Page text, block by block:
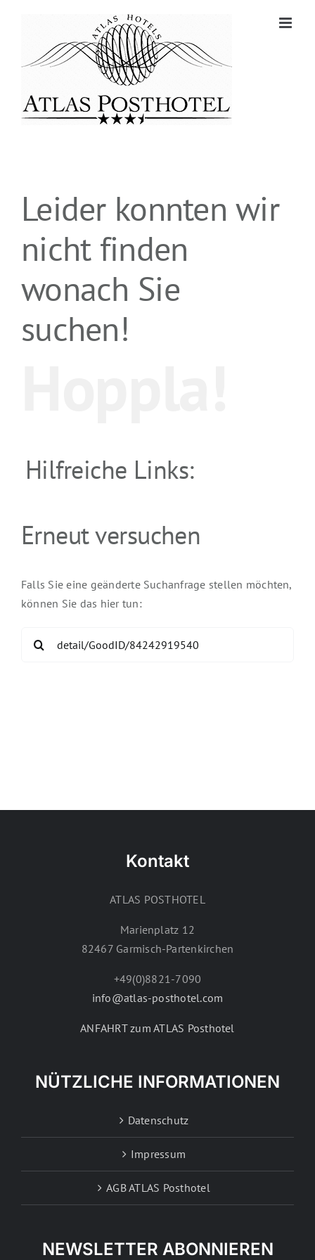
Leider konnten wir
nicht finden
wonach Sie
suchen!
Hilfreiche Links:
Erneut versuchen
Falls Sie eine geänderte Suchanfrage stellen möchten,
können Sie das hier tun:
Kontakt
ATLAS POSTHOTEL
Marienplatz 12
82467 Garmisch-Partenkirchen
+49(0)8821-7090
info@atlas-posthotel.com
ANFAHRT zum ATLAS Posthotel
NÜTZLICHE INFORMATIONEN
Datenschutz
Impressum
AGB ATLAS Posthotel
NEWSLETTER ABONNIEREN